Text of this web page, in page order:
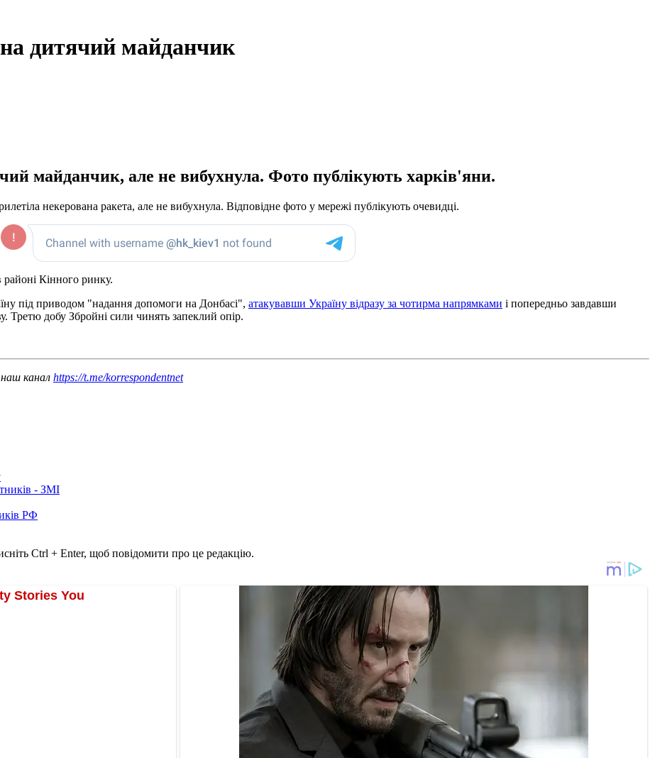
дитячий майданчик
майданчик, але не вибухнула. Фото публікують харків'яни.
некерована ракета, але не вибухнула. Відповідне фото у мережі публікують очевидці.
районі Кінного ринку.
під приводом "надання допомоги на Донбасі", атакувавши Україну відразу за чотирма напрямками і попередньо завдавши
Третю добу Збройні сили чинять запеклий опір.
канал https://t.me/korrespondentnet
- ЗМІ
РФ
Ctrl + Enter, щоб повідомити про це редакцію.